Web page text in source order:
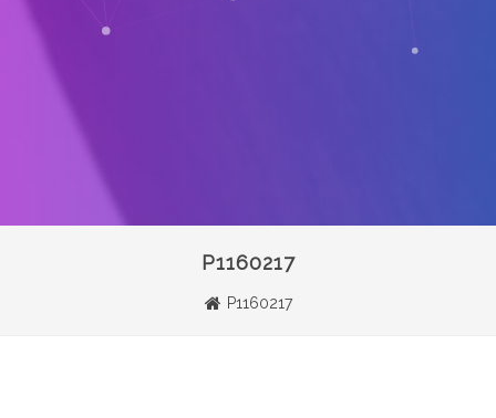
P1160217
P1160217